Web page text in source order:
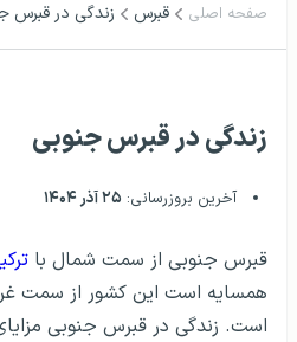
صفحه اصلی قبرس زندگی در قبرس
زندگی در قبرس جنوبی
آخرین بروزرسانی: ۲۵ آذر ۱۴۰۴
قبرس جنوبی از سمت شمال با
همسایه است این کشور از سمت
است. زندگی در قبرس جنوبی